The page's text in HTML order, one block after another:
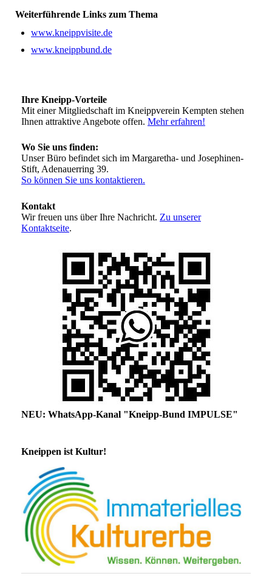
Weiterführende Links zum Thema
www.kneippvisite.de
www.kneippbund.de
Ihre Kneipp-Vorteile
Mit einer Mitgliedschaft im Kneippverein Kempten stehen
Ihnen attraktive Angebote offen. Mehr erfahren!
Wo Sie uns finden:
Unser Büro befindet sich im Margaretha- und Josephinen-
Stift, Adenauerring 39.
So können Sie uns kontaktieren.
Kontakt
Wir freuen uns über Ihre Nachricht. Zu unserer
Kontaktseite.
NEU: WhatsApp-Kanal "Kneipp-Bund IMPULSE"
Kneippen ist Kultur!